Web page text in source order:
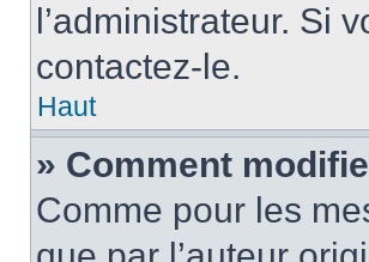
l’administrateur. Si
contactez-le.
Haut
» Comment
Comme pour les